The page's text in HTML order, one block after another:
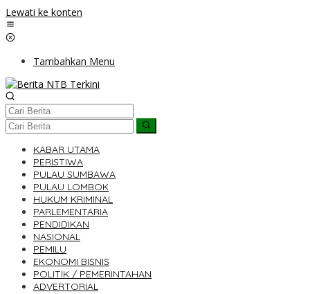
Lewati ke konten
Tambahkan Menu
KABAR UTAMA
PERISTIWA
PULAU SUMBAWA
PULAU LOMBOK
HUKUM KRIMINAL
PARLEMENTARIA
PENDIDIKAN
NASIONAL
PEMILU
EKONOMI BISNIS
POLITIK / PEMERINTAHAN
ADVERTORIAL